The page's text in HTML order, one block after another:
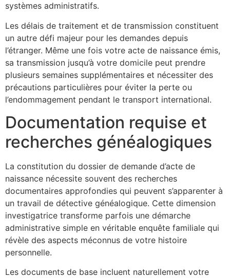
systèmes administratifs.
Les délais de traitement et de transmission constituent
un autre défi majeur pour les demandes depuis
l’étranger. Même une fois votre acte de naissance émis,
sa transmission jusqu’à votre domicile peut prendre
plusieurs semaines supplémentaires et nécessiter des
précautions particulières pour éviter la perte ou
l’endommagement pendant le transport international.
Documentation requise et
recherches généalogiques
La constitution du dossier de demande d’acte de
naissance nécessite souvent des recherches
documentaires approfondies qui peuvent s’apparenter à
un travail de détective généalogique. Cette dimension
investigatrice transforme parfois une démarche
administrative simple en véritable enquête familiale qui
révèle des aspects méconnus de votre histoire
personnelle.
Les documents de base incluent naturellement votre